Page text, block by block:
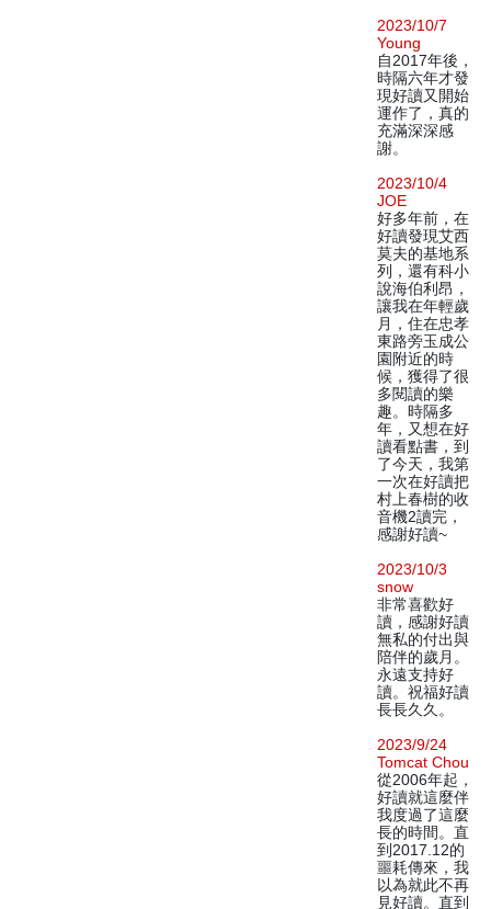
2023/10/7
Young
自2017年後，
時隔六年才發
現好讀又開始
運作了，真的
充滿深深感
謝。
2023/10/4
JOE
好多年前，在
好讀發現艾西
莫夫的基地系
列，還有科小
說海伯利昂，
讓我在年輕歲
月，住在忠孝
東路旁玉成公
園附近的時
候，獲得了很
多閱讀的樂
趣。時隔多
年，又想在好
讀看點書，到
了今天，我第
一次在好讀把
村上春樹的收
音機2讀完，
感謝好讀~
2023/10/3
snow
非常喜歡好
讀，感謝好讀
無私的付出與
陪伴的歲月。
永遠支持好
讀。祝福好讀
長長久久。
2023/9/24
Tomcat Chou
從2006年起，
好讀就這麼伴
我度過了這麼
長的時間。直
到2017.12的
噩耗傳來，我
以為就此不再
見好讀。直到